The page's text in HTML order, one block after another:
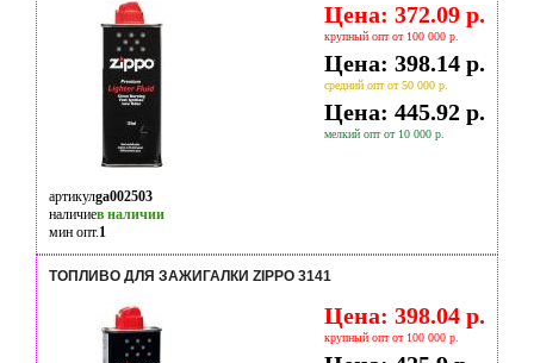
Цена: 372.09 р.
крупный опт от 100 000 р.
Цена: 398.14 р.
средний опт от 50 000 р.
Цена: 445.92 р.
мелкий опт от 10 000 р.
артикулga002503
наличиев наличии
мин опт.1
ТОПЛИВО ДЛЯ ЗАЖИГАЛКИ ZIPPO 3141
Цена: 398.04 р.
крупный опт от 100 000 р.